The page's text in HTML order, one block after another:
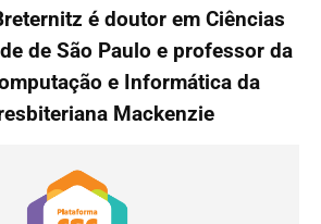
é doutor em Ciências
de São Paulo e professor da
e Informática da
Mackenzie